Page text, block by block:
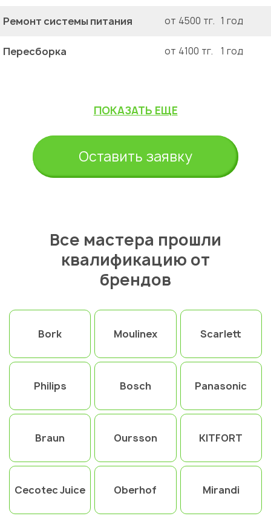
Ремонт системы питания от 4500 тг. 1 год
Пересборка от 4100 тг. 1 год
ПОКАЗАТЬ ЕЩЕ
Оставить заявку
Все мастера прошли
квалификацию от
брендов
Bork Moulinex Scarlett
Philips Bosch Panasonic
Braun Oursson KITFORT
Cecotec Juice Oberhof Mirandi